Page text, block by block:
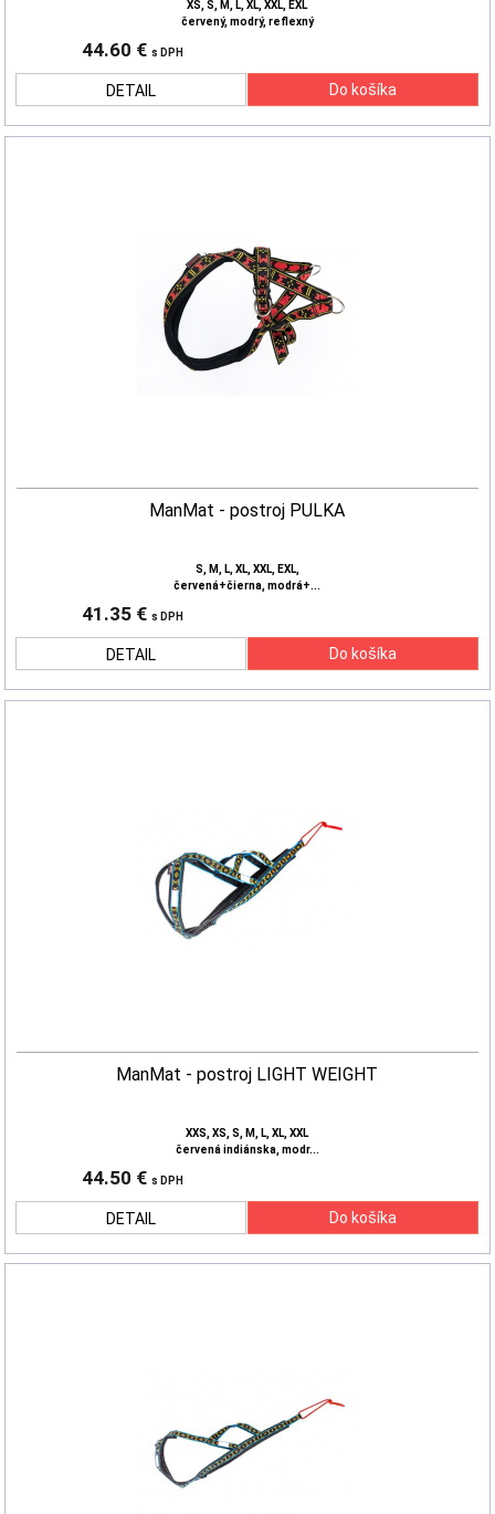
XS, S, M, L, XL, XXL, EXL
červený, modrý, reflexný
44.60 € s DPH
DETAIL
ManMat - postroj PULKA
S, M, L, XL, XXL, EXL,
červená+čierna, modrá+...
41.35 € s DPH
DETAIL
ManMat - postroj LIGHT WEIGHT
XXS, XS, S, M, L, XL, XXL
červená indiánska, modr...
44.50 € s DPH
DETAIL